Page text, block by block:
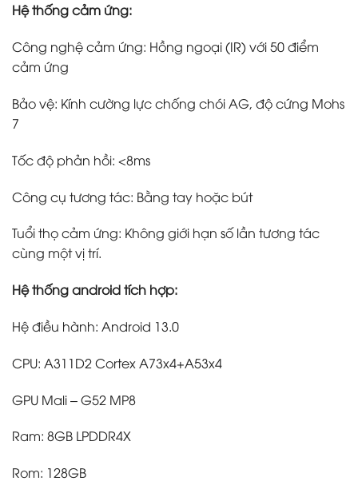
Hệ thống cảm ứng:
Công nghệ cảm ứng: Hồng ngoại (IR) với 50 điểm
cảm ứng
Bảo vệ: Kính cường lực chống chói AG, độ cứng Mohs
7
Tốc độ phản hồi: <8ms
Công cụ tương tác: Bằng tay hoặc bút
Tuổi thọ cảm ứng: Không giới hạn số lần tương tác
cùng một vị trí.
Hệ thống android tích hợp:
Hệ điều hành: Android 13.0
CPU: A311D2 Cortex A73x4+A53x4
GPU Mali – G52 MP8
Ram: 8GB LPDDR4X
Rom: 128GB